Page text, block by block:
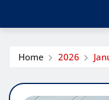
Home 2026